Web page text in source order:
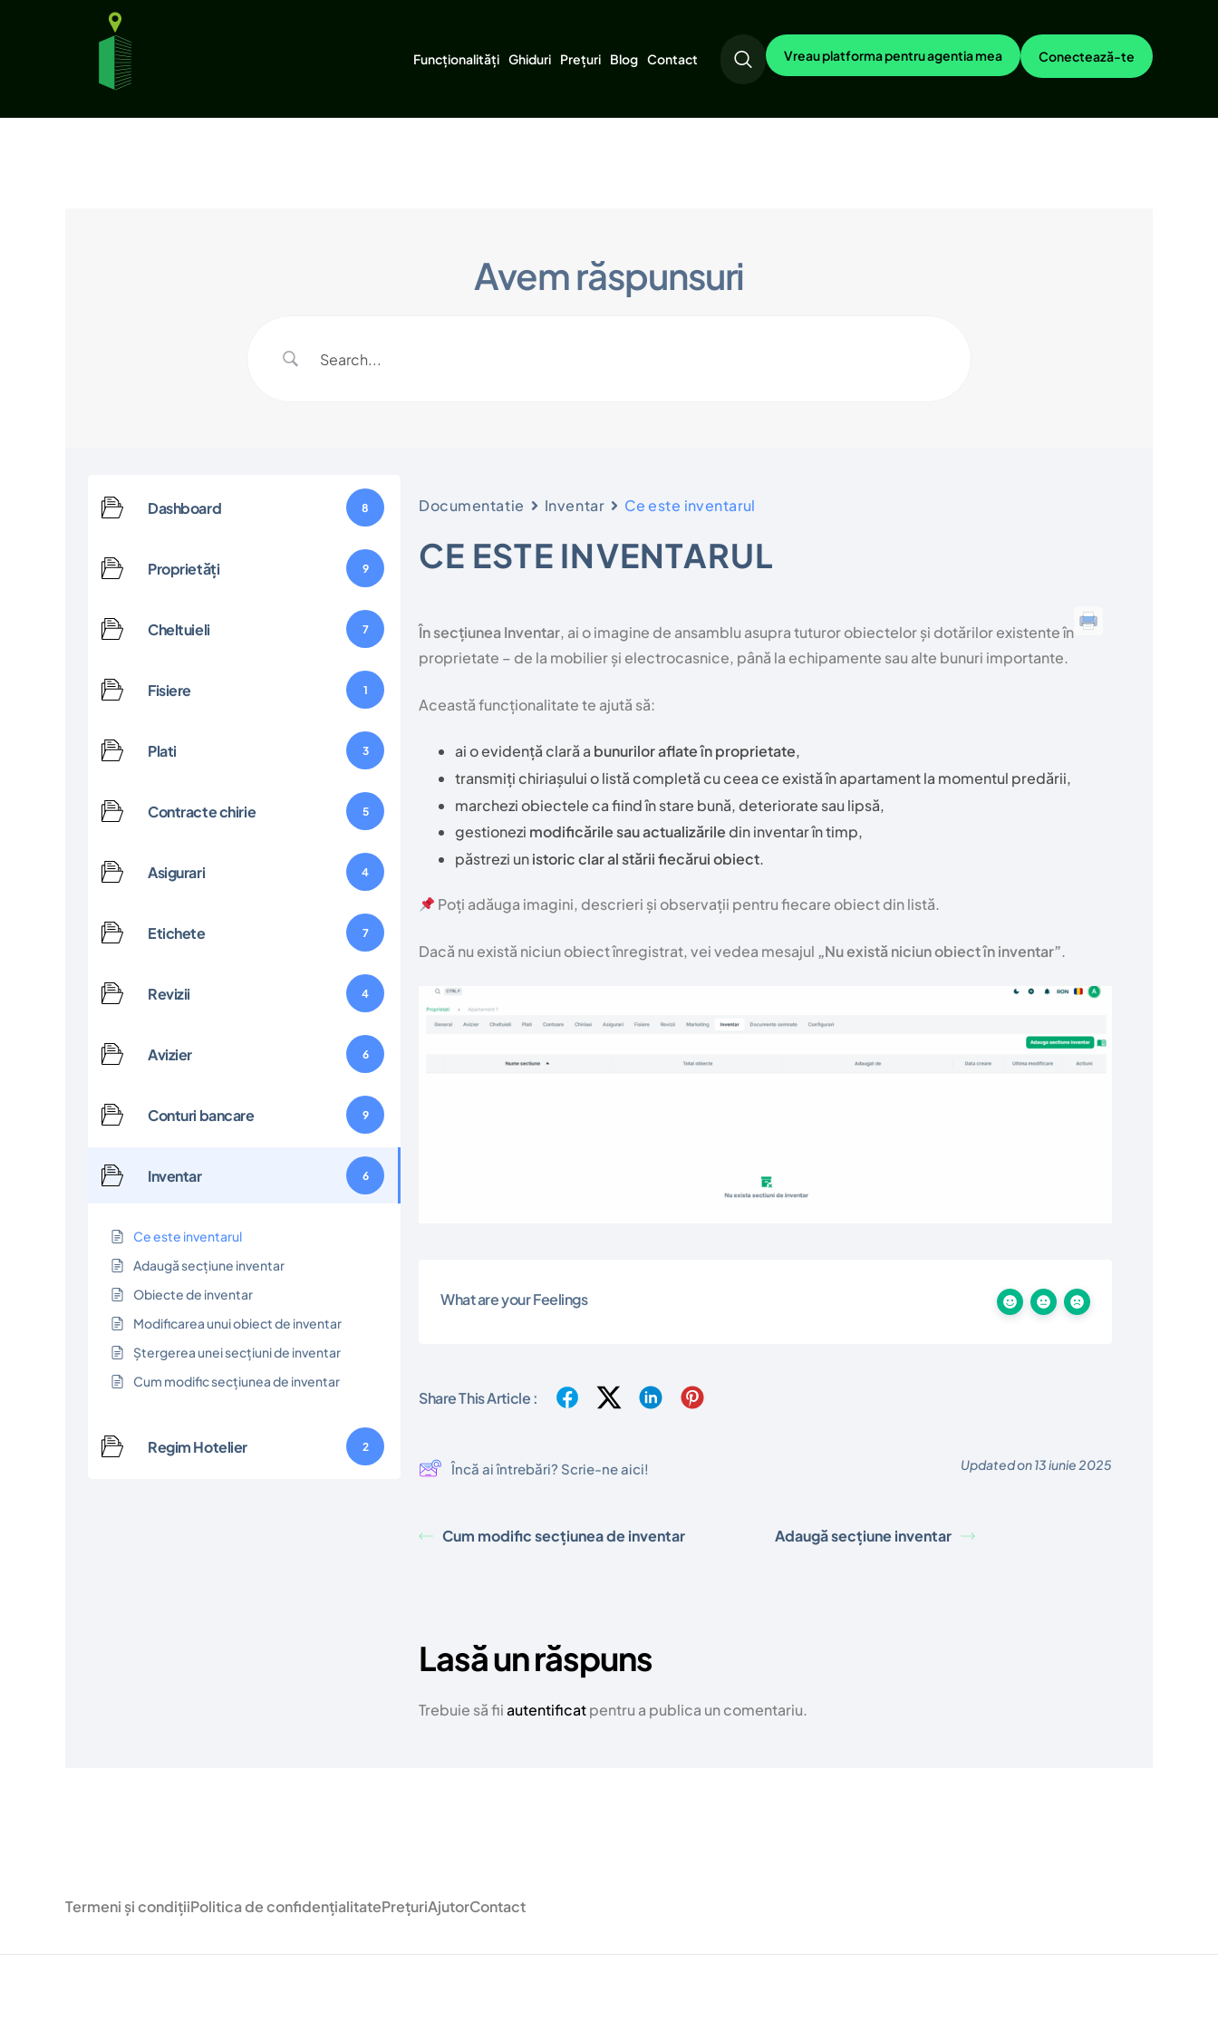
Funcționalități Ghiduri Prețuri Blog Contact Vreau platforma pentru agentia mea Conectează-te
Avem răspunsuri
Dashboard 8
Proprietăți 9
Cheltuieli 7
Fisiere 1
Plati 3
Contracte chirie 5
Asigurari 4
Etichete 7
Revizii 4
Avizier 6
Conturi bancare 9
Inventar 6
Ce este inventarul
Adaugă secțiune inventar
Obiecte de inventar
Modificarea unui obiect de inventar
Ștergerea unei secțiuni de inventar
Cum modific secțiunea de inventar
Regim Hotelier 2
Documentatie Inventar Ce este inventarul
CE ESTE INVENTARUL
În secțiunea Inventar, ai o imagine de ansamblu asupra tuturor obiectelor și dotărilor existente în
proprietate – de la mobilier și electrocasnice, până la echipamente sau alte bunuri importante.
Această funcționalitate te ajută să:
ai o evidență clară a bunurilor aflate în proprietate,
transmiți chiriașului o listă completă cu ceea ce există în apartament la momentul predării,
marchezi obiectele ca fiind în stare bună, deteriorate sau lipsă,
gestionezi modificările sau actualizăriledin inventar în timp,
păstrezi unistoric clar al stării fiecărui obiect.
Poți adăuga imagini, descrieri și observații pentru fiecare obiect din listă.
Dacă nu există niciun obiect înregistrat, vei vedea mesajul „Nu există niciun obiect în inventar”.
What are your Feelings
Share This Article :
Încă ai întrebări? Scrie-ne aici! Updated on 13 iunie 2025
Cum modific secțiunea de inventar Adaugă secțiune inventar
Lasă un răspuns
Trebuie să fiiautentificatpentru a publica un comentariu.
Termeni și condițiiPolitica de confidențialitatePrețuriAjutorContact